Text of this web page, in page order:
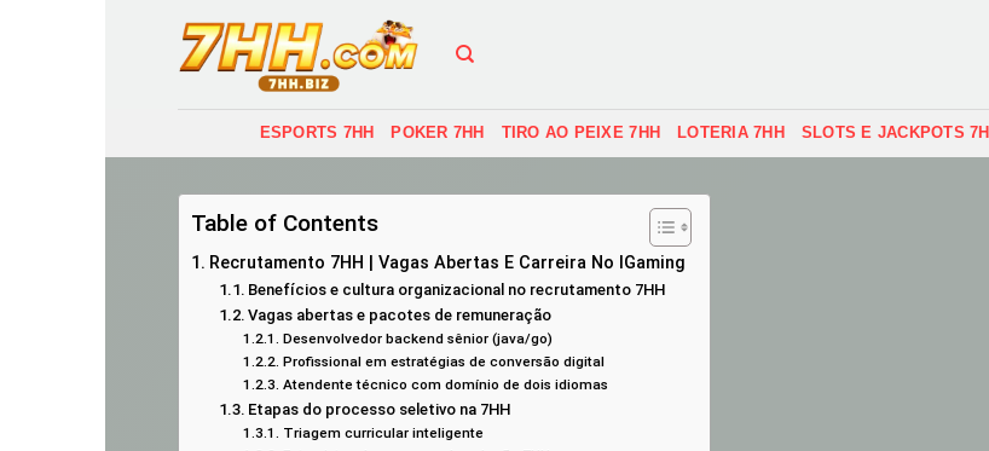
ESPORTS 7HH POKER 7HH TIRO AO PEIXE 7HH LOTERIA 7HH SLOTS E JACKPOTS
Table of Contents
Recrutamento 7HH | Vagas Abertas E Carreira No IGaming
Benefícios e cultura organizacional no recrutamento 7HH
Vagas abertas e pacotes de remuneração
Desenvolvedor backend sênior (java/go)
Profissional em estratégias de conversão digital
Atendente técnico com domínio de dois idiomas
Etapas do processo seletivo na 7HH
Triagem curricular inteligente